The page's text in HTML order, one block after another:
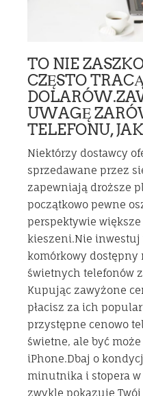
TO NIE
CZĘSTO
UWAGĘ
TELEFONU,
Niektórzy dostawcy
sprzedawane przez
zapewniają droższe
początkowo pewne
perspektywie
kieszeni.Nie
komórkowy
świetnych telefonów
Kupując zawyżone
płacisz za ich
przystępne cenowo
świetne, ale być
iPhone.Dbaj o
minutnika i stopera
zwykle pokazuje